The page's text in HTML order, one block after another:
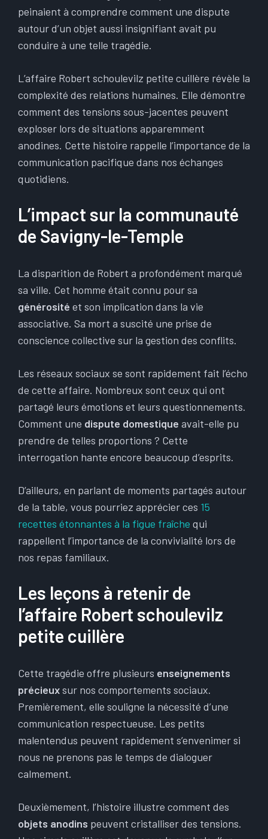
peinaient à comprendre comment une dispute
autour d’un objet aussi insignifiant avait pu
conduire à une telle tragédie.
L’affaire Robert schoulevilz petite cuillère révèle la
complexité des relations humaines. Elle démontre
comment des tensions sous-jacentes peuvent
exploser lors de situations apparemment
anodines. Cette histoire rappelle l’importance de la
communication pacifique dans nos échanges
quotidiens.
L’impact sur la communauté
de Savigny-le-Temple
La disparition de Robert a profondément marqué
sa ville. Cet homme était connu pour sa
générosité et son implication dans la vie
associative. Sa mort a suscité une prise de
conscience collective sur la gestion des conflits.
Les réseaux sociaux se sont rapidement fait l’écho
de cette affaire. Nombreux sont ceux qui ont
partagé leurs émotions et leurs questionnements.
Comment une dispute domestique avait-elle pu
prendre de telles proportions ? Cette
interrogation hante encore beaucoup d’esprits.
D’ailleurs, en parlant de moments partagés autour
de la table, vous pourriez apprécier ces 15
recettes étonnantes à la figue fraîche qui
rappellent l’importance de la convivialité lors de
nos repas familiaux.
Les leçons à retenir de
l’affaire Robert schoulevilz
petite cuillère
Cette tragédie offre plusieurs enseignements
précieuxsur nos comportements sociaux.
Premièrement, elle souligne la nécessité d’une
communication respectueuse. Les petits
malentendus peuvent rapidement s’envenimer si
nous ne prenons pas le temps de dialoguer
calmement.
Deuxièmement, l’histoire illustre comment des
objets anodins peuvent cristalliser des tensions.